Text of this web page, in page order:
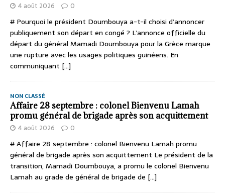
4 août 2026 0
# Pourquoi le président Doumbouya a-t-il choisi d’annoncer
publiquement son départ en congé ? L’annonce officielle du
départ du général Mamadi Doumbouya pour la Grèce marque
une rupture avec les usages politiques guinéens. En
communiquant [...]
NON CLASSÉ
Affaire 28 septembre : colonel Bienvenu Lamah
promu général de brigade après son acquittement
4 août 2026 0
# Affaire 28 septembre : colonel Bienvenu Lamah promu
général de brigade après son acquittement Le président de la
transition, Mamadi Doumbouya, a promu le colonel Bienvenu
Lamah au grade de général de brigade de [...]